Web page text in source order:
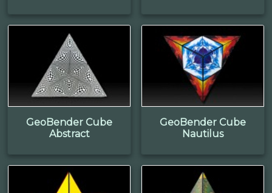
GeoBender Cube
Abstract
GeoBender Cube
Nautilus